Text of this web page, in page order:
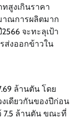
สูงเกินราคา
าณการผลิตมาก
จะทะลุเป้า
ส่งออกข้าวใน
ล้านตัน โดย
เดียวกันของปีก่อน
7.5 ล้านตัน ขณะที่